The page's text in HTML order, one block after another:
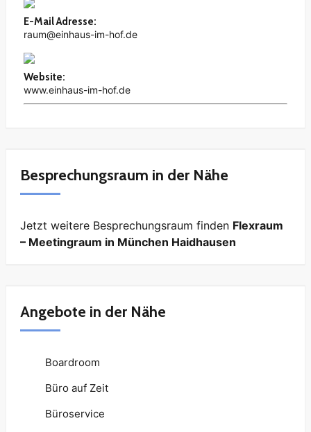
E-Mail Adresse:
raum@einhaus-im-hof.de
Website:
www.einhaus-im-hof.de
Besprechungsraum in der Nähe
Jetzt weitere Besprechungsraum finden Flexraum
– Meetingraum in München Haidhausen
Angebote in der Nähe
Boardroom
Büro auf Zeit
Büroservice